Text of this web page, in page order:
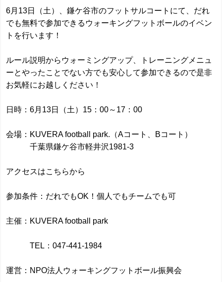
6月13日（土）、鎌ケ谷市のフットサルコートにて、だれ
でも無料で参加できるウォーキングフットボールのイベン
トを行います！
ルール説明からウォーミングアップ、トレーニングメニュ
ーとやったことでない方でも安心して参加できるので是非
お気軽にお越しください！
日時：6月13日（土）15：00～17：00
会場：KUVERA football park.（Aコート、Bコート）
千葉県鎌ケ谷市軽井沢1981-3
アクセスはこちらから
参加条件：だれでもOK！個人でもチームでも可
主催：KUVERA football park
TEL：047-441-1984
運営：NPO法人ウォーキングフットボール振興会